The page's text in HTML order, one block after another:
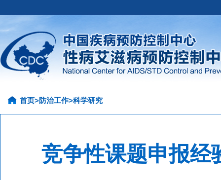
首页>防治工作>科学研究
竞争性课题申报经